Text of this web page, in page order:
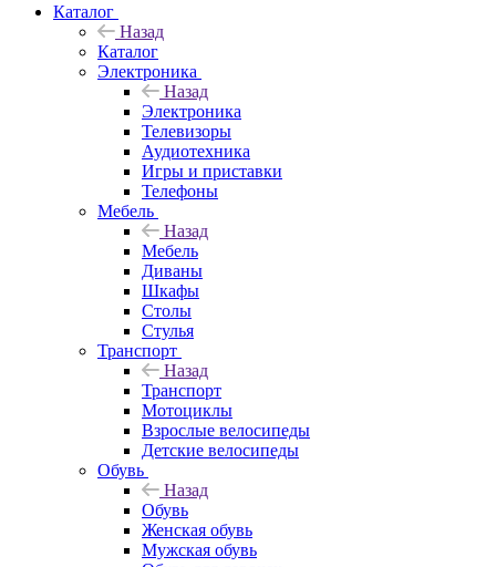
Каталог
Назад
Каталог
Электроника
Назад
Электроника
Телевизоры
Аудиотехника
Игры и приставки
Телефоны
Мебель
Назад
Мебель
Диваны
Шкафы
Столы
Стулья
Транспорт
Назад
Транспорт
Мотоциклы
Взрослые велосипеды
Детские велосипеды
Обувь
Назад
Обувь
Женская обувь
Мужская обувь